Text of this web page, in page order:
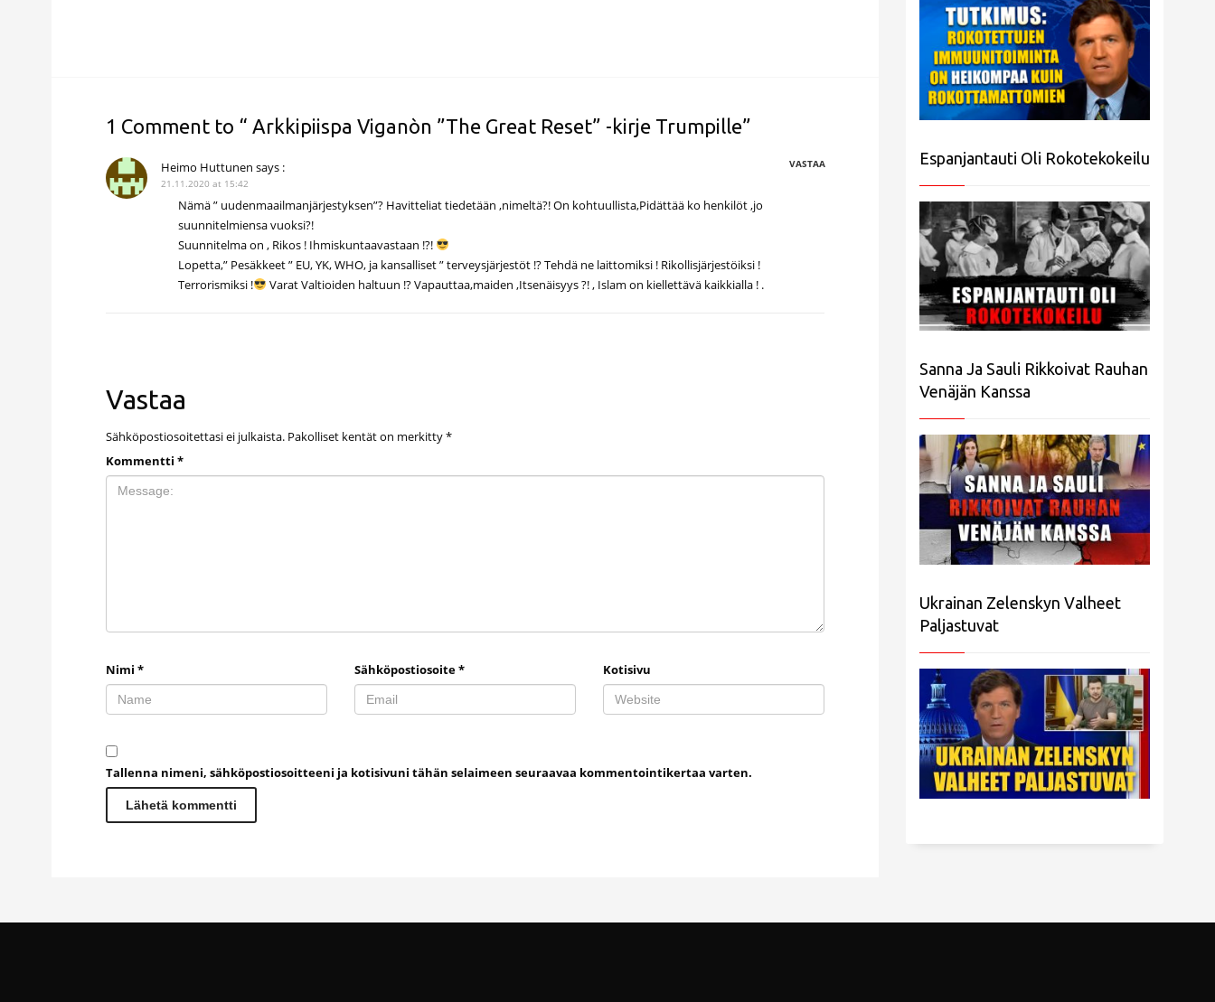
1 Comment to “ Arkkipiispa Viganòn ”The Great Reset” -kirje Trumpille”
Heimo Huttunen says :
VASTAA
21.11.2020 at 15:42
Nämä ” uudenmaailmanjärjestyksen”? Havitteliat tiedetään ,nimeltä?! On kohtuullista,Pidättää ko henkilöt ,jo
suunnitelmiensa vuoksi?!
Suunnitelma on , Rikos ! Ihmiskuntaavastaan !?!
Lopetta,” Pesäkkeet ” EU, YK, WHO, ja kansalliset ” terveysjärjestöt !? Tehdä ne laittomiksi ! Rikollisjärjestöiksi !
Terrorismiksi !
Varat Valtioiden haltuun !? Vapauttaa,maiden ,Itsenäisyys ?! , Islam on kiellettävä kaikkialla ! .
Vastaa
Sähköpostiosoitettasi ei julkaista. Pakolliset kentät on merkitty*
Kommentti *
Nimi * Sähköpostiosoite* Kotisivu
Tallenna nimeni, sähköpostiosoitteeni ja kotisivuni tähän selaimeen seuraavaa kommentointikertaa varten.
Espanjantauti Oli Rokotekokeilu
Sanna Ja Sauli Rikkoivat Rauhan
Venäjän Kanssa
Ukrainan Zelenskyn Valheet
Paljastuvat